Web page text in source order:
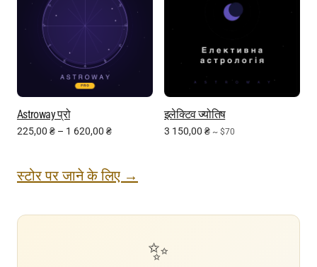
Astroway प्रो
225,00 ₴ – 1 620,00 ₴
इलेक्टिव ज्योतिष
3 150,00 ₴ ~ $70
स्टोर पर जाने के लिए →
✨